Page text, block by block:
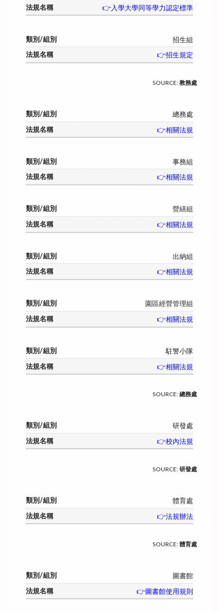
👉入學大學同等學力認定標準
招生組
👉招生規定
SOURCE: 教務處
總務處
👉相關法規
事務組
👉相關法規
營繕組
👉相關法規
出納組
👉相關法規
園區經營管理組
👉相關法規
駐警小隊
👉相關法規
SOURCE: 總務處
研發處
👉校內法規
SOURCE: 研發處
體育處
👉法規辦法
SOURCE: 體育處
圖書館
👉圖書館使用規則